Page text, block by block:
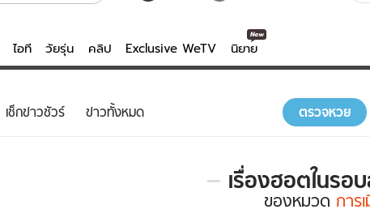
ไอที วัยรุ่น คลิป Exclusive WeTV นิยาย
บันเทิงครบรส ความรู้รอ
ฮาวทู
เช็กข่าวชัวร์ ข่าวทั้งหมด ตรวจหวย
เรื่องฮอตในรอ
เรื่อง
ของหมวด การ